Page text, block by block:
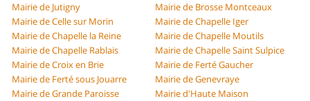
Mairie de Jutigny
Mairie de Brosse Montceaux
Mairie de Celle sur Morin
Mairie de Chapelle Iger
Mairie de Chapelle la Reine
Mairie de Chapelle Moutils
Mairie de Chapelle Rablais
Mairie de Chapelle Saint Sulpice
Mairie de Croix en Brie
Mairie de Ferté Gaucher
Mairie de Ferté sous Jouarre
Mairie de Genevraye
Mairie de Grande Paroisse
Mairie d'Haute Maison